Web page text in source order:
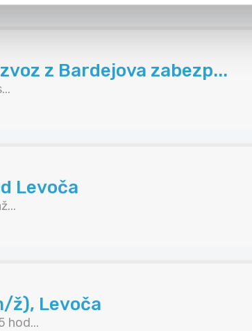
z Bardejova zabezp...
Levoča
ž), Levoča
hod...